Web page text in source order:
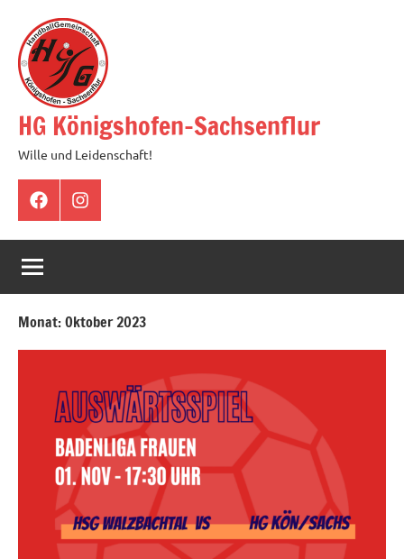
Inhalt
springen
HG Königshofen-Sachsenflur
Wille und Leidenschaft!
FacebookInstagram
Monat:Oktober 2023